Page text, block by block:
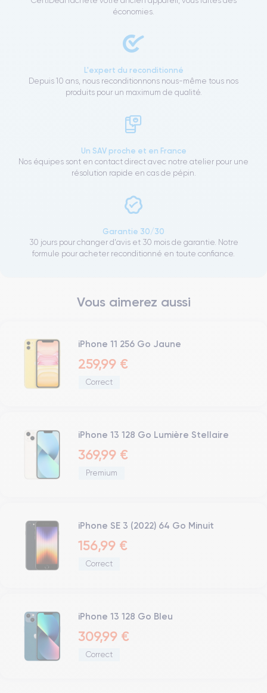
économies.
L'expert du reconditionné
Depuis 10 ans, nous reconditionnons nous-même tous nos
produits pour un maximum de qualité.
Un SAV proche et en France
Nos équipes sont en contact direct avec notre atelier pour une
résolution rapide en cas de pépin.
Garantie 30/30
30 jours pour changer d'avis et 30 mois de garantie. Notre
formule pour acheter reconditionné en toute confiance.
Vous aimerez aussi
iPhone 11 256 Go Jaune
259,99 €
Correct
iPhone 13 128 Go Lumière Stellaire
369,99 €
Premium
iPhone SE 3 (2022) 64 Go Minuit
156,99 €
Correct
iPhone 13 128 Go Bleu
309,99 €
Correct